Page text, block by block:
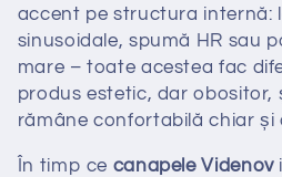
accent pe structura internă:
sinusoidale, spumă HR sau
mare – toate acestea fac
produs estetic, dar obositor,
rămâne confortabilă chiar și
În timp ce canapele Videnov